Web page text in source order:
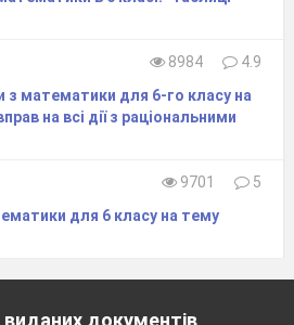
що на питання скільки
школу, Піфагор
вивчає математику, чверть
мовчить, крім того, є
на папірусах.
так по імені одного з
писців, рукою якого
8984
4.9
з математики для 6-го класу на
на всі дії з раціональними
9701
5
для 6 класу на тему
виданих документів